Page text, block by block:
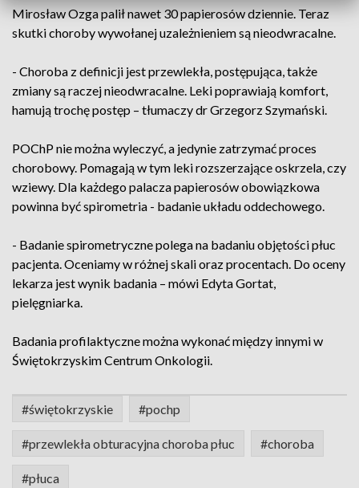
Mirosław Ozga palił nawet 30 papierosów dziennie. Teraz
skutki choroby wywołanej uzależnieniem są nieodwracalne.
- Choroba z definicji jest przewlekła, postępująca, także
zmiany są raczej nieodwracalne. Leki poprawiają komfort,
hamują trochę postęp – tłumaczy dr Grzegorz Szymański.
POChP nie można wyleczyć, a jedynie zatrzymać proces
chorobowy. Pomagają w tym leki rozszerzające oskrzela, czy
wziewy. Dla każdego palacza papierosów obowiązkowa
powinna być spirometria - badanie układu oddechowego.
- Badanie spirometryczne polega na badaniu objętości płuc
pacjenta. Oceniamy w różnej skali oraz procentach. Do oceny
lekarza jest wynik badania – mówi Edyta Gortat,
pielęgniarka.
Badania profilaktyczne można wykonać między innymi w
Świętokrzyskim Centrum Onkologii.
#świętokrzyskie #pochp
#przewlekła obturacyjna choroba płuc #choroba
#płuca